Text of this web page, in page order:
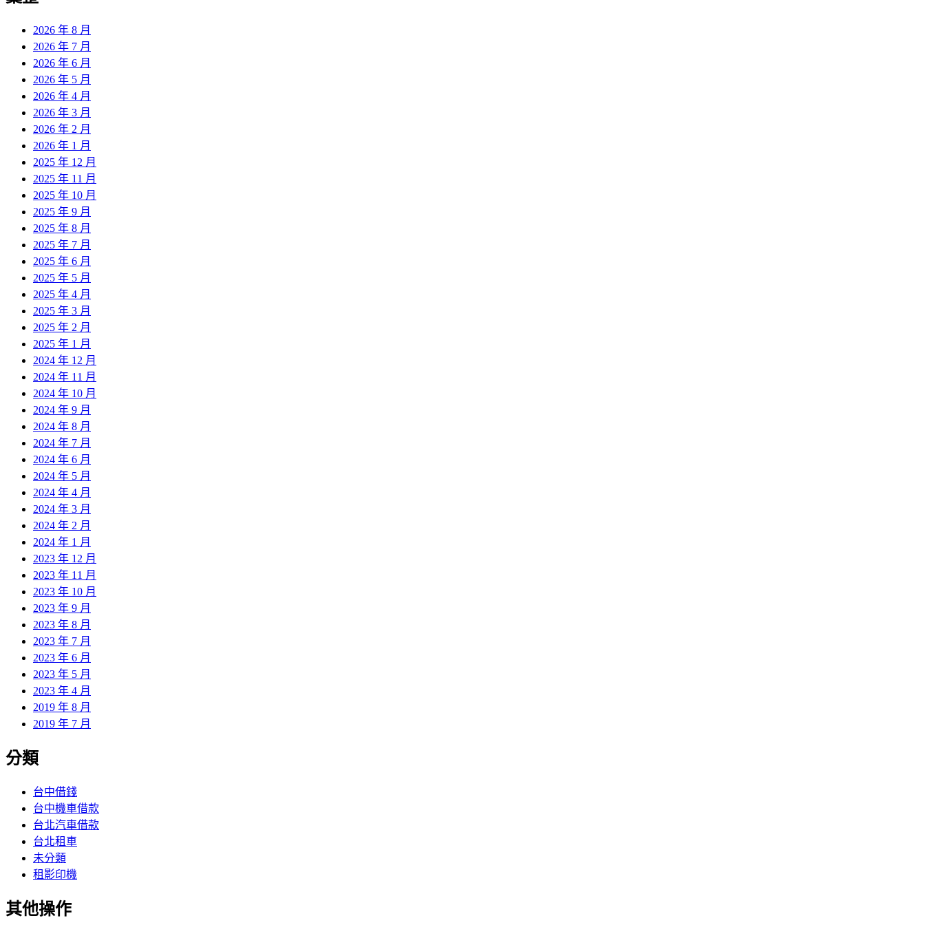
2026 年 8 月
2026 年 7 月
2026 年 6 月
2026 年 5 月
2026 年 4 月
2026 年 3 月
2026 年 2 月
2026 年 1 月
2025 年 12 月
2025 年 11 月
2025 年 10 月
2025 年 9 月
2025 年 8 月
2025 年 7 月
2025 年 6 月
2025 年 5 月
2025 年 4 月
2025 年 3 月
2025 年 2 月
2025 年 1 月
2024 年 12 月
2024 年 11 月
2024 年 10 月
2024 年 9 月
2024 年 8 月
2024 年 7 月
2024 年 6 月
2024 年 5 月
2024 年 4 月
2024 年 3 月
2024 年 2 月
2024 年 1 月
2023 年 12 月
2023 年 11 月
2023 年 10 月
2023 年 9 月
2023 年 8 月
2023 年 7 月
2023 年 6 月
2023 年 5 月
2023 年 4 月
2019 年 8 月
2019 年 7 月
分類
台中借錢
台中機車借款
台北汽車借款
台北租車
未分類
租影印機
其他操作